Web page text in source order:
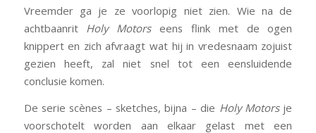
Vreemder ga je ze voorlopig niet zien. Wie na de
achtbaanrit Holy Motorseens flink met de ogen
knippert en zich afvraagt wat hij in vredesnaam zojuist
gezien heeft, zal niet snel tot een eensluidende
conclusie komen.
De serie scènes – sketches, bijna – die Holy Motorsje
voorschotelt worden aan elkaar gelast met een